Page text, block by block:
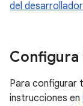
del
Para configurar
instrucciones en